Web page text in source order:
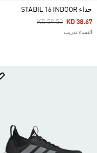
حذاء STABIL 16 INDOOR
Price Reduced
KD 59.50ToKD 38.67
النساء تدريب